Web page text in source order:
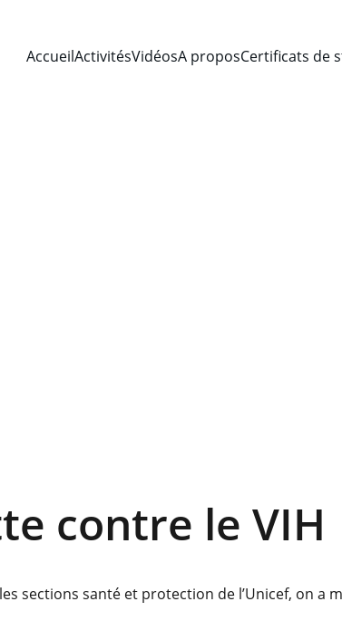
AccueilActivitésVidéosA proposCertificats de
sections santé et protection de l’Unicef, on a
contre le VIH